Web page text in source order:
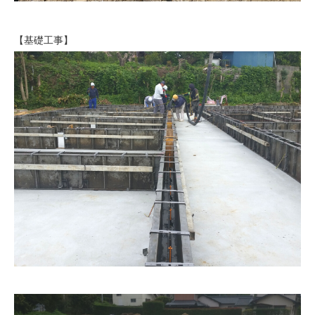
【基礎工事】